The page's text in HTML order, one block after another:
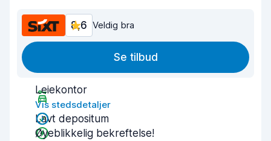
8,6 Veldig bra
Se tilbud
Leiekontor
Vis stedsdetaljer
Lavt depositum
Øyeblikkelig bekreftelse!